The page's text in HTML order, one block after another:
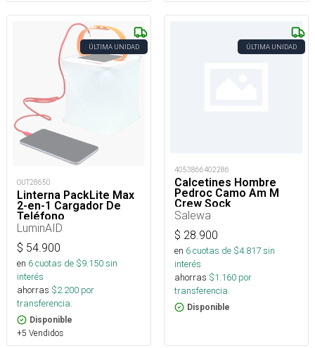
ÚLTIMA UNIDAD
OUT28650
Linterna PackLite Max
2-en-1 Cargador De
Teléfono
LuminAID
$ 54.900
en 6cuotas de $9.150sin
interés
ahorras $2.200 por
transferencia.
Disponible
+5 Vendidos
ÚLTIMA UNIDAD
4053866402286
Calcetines Hombre
Pedroc Camo Am M
Crew Sock
Salewa
$ 28.900
en 6cuotas de $4.817sin
interés
ahorras $1.160 por
transferencia.
Disponible